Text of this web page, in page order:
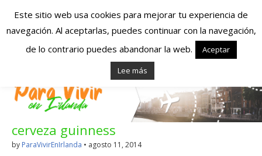
Españoles en
Irlanda – Vivir en
Irlanda – Trabajo
en Irlanda –
cerveza guinness
by ParaVivirEnIrlanda • agosto 11, 2014
Este sitio web usa cookies para mejorar tu experiencia de
navegación. Al aceptarlas, puedes continuar con la navegación,
de lo contrario puedes abandonar la web.
Aceptar
Lee más